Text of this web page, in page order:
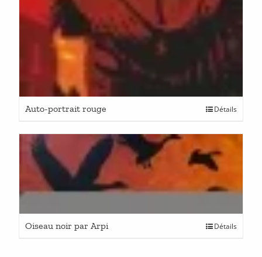
Auto-portrait rouge Détails
Oiseau noir par Arpi Détails